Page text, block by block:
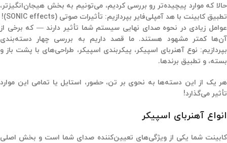
حالا که موارد پیچیده‌تر رو بررسی کردیم، می‌تونیم به بخش هیجان‌انگیزتر،
تطبیق کابینت با هد آمپلی‌فایر بپردازیم: تأثیرات صوتی (SONIC effects)
!
عوامل زیادی در نحوه صدای نهایی سیستم شما تأثیر دارند — که برخی از
آن‌ها کمتر مشهود هستند. ما قصد داریم به بررسی چهار دسته‌بندی
بپردازیم: نوع آهنربای اسپیکر، پیکربندی اسپیکر، طراحی‌های با پشت باز و
بسته، و تطبیق برندها.
هر یک از این دسته‌ها به نحوی بر تن، حضور، استایل یا تمامی این موارد
تأثیر می‌گذارد!
انواع آهنربای اسپیکر
کابینت شما یکی از ویژگی‌های تعیین‌کننده صدای شما است و بخش اصلی